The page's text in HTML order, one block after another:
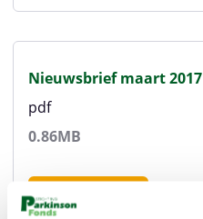
Nieuwsbrief maart 2017
pdf
0.86MB
Download